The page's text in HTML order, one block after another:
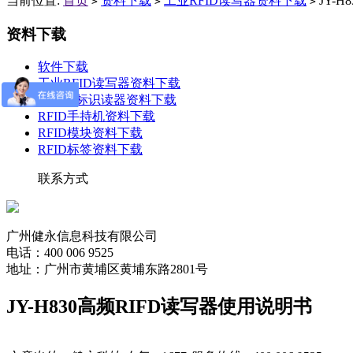
资料下载
软件下载
工业RFID读写器资料下载
电子耳标识读器资料下载
RFID手持机资料下载
RFID模块资料下载
RFID标签资料下载
联系方式
广州健永信息科技有限公司
电话：400 006 9525
地址：广州市黄埔区黄埔东路2801号
JY-H830高频RIFD读写器使用说明书